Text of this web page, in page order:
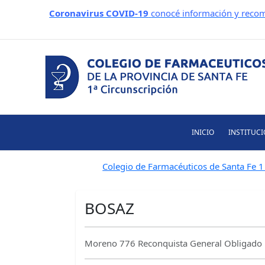
Coronavirus COVID-19 conocé información y
INICIO
Colegio de Farmacéuticos de Santa Fe
BOSAZ
Moreno 776 Reconquista General Obligado